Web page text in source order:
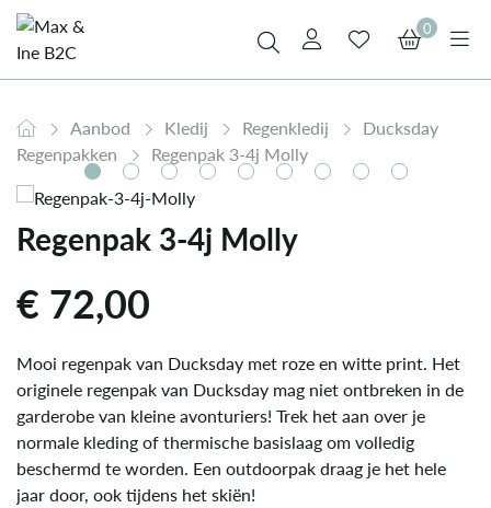
0
Aanbod Kledij Regenkledij
Ducksday
Regenpakken
Regenpak 3-4j Molly
Regenpak 3-4j Molly
€72,00
Mooi regenpak van Ducksday met roze en witte print. Het
originele regenpak van Ducksday mag niet ontbreken in de
garderobe van kleine avonturiers! Trek het aan over je
normale kleding of thermische basislaag om volledig
beschermd te worden. Een outdoorpak draag je het hele
jaar door, ook tijdens het skiën!